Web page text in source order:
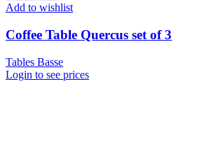
Add to wishlist
Coffee Table Quercus set of 3
Tables Basse
Login to see prices